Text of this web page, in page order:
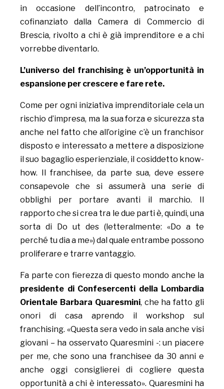
in occasione dell’incontro, patrocinato e
cofinanziato dalla Camera di Commercio di
Brescia, rivolto a chi è già imprenditore e a chi
vorrebbe diventarlo.
L’universo del franchising è un’opportunità in
espansione per crescere e fare rete.
Come per ogni iniziativa imprenditoriale cela un
rischio d’impresa, ma la sua forza e sicurezza sta
anche nel fatto che all’origine c’è un franchisor
disposto e interessato a mettere a disposizione
il suo bagaglio esperienziale, il cosiddetto know-
how. Il franchisee, da parte sua, deve essere
consapevole che si assumerà una serie di
obblighi per portare avanti il marchio. Il
rapporto che si crea tra le due parti è, quindi, una
sorta di Do ut des (letteralmente: «Do a te
perché tu dia a me») dal quale entrambe possono
proliferare e trarre vantaggio.
Fa parte con fierezza di questo mondo anche la
presidente di Confesercenti della Lombardia
Orientale Barbara Quaresmini, che ha fatto gli
onori di casa aprendo il workshop sul
franchising. «Questa sera vedo in sala anche visi
giovani – ha osservato Quaresmini -: un piacere
per me, che sono una franchisee da 30 anni e
anche oggi consiglierei di cogliere questa
opportunità a chi è interessato». Quaresmini ha